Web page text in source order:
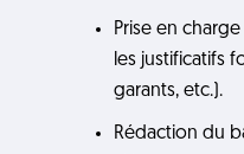
Prise en
les justificatifs
garants, etc.).
Rédaction du